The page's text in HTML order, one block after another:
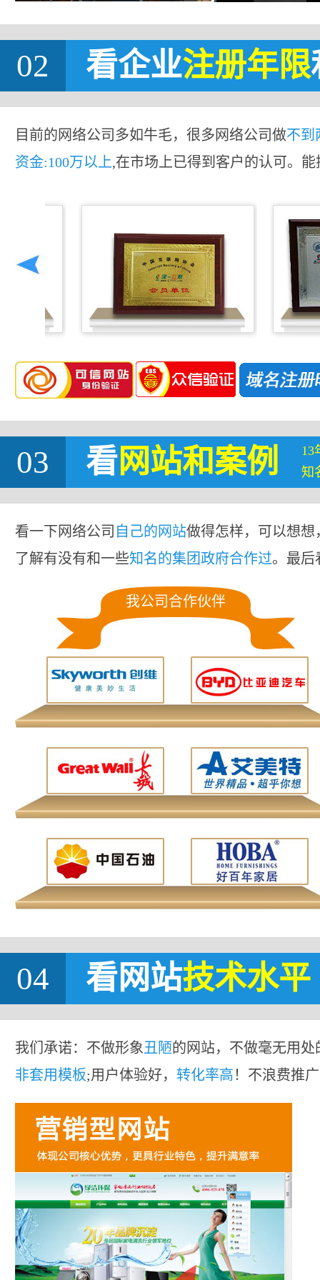
02 看企业注册年限
目前的网络公司多如牛毛，很多网络公司做不到
资金:100万以上,在市场上已得到客户的认可。
03 看网站和案例
13
知
看一下网络公司 自己的网站做得怎样，可以想
了解有没有和一些知名的集团政府合作过。最后
我公司合作伙伴
04 看网站技术水平
我们承诺：不做形象丑陋的网站，不做毫无用处
非套用模板;用户体验好， 转化率高！不浪费推